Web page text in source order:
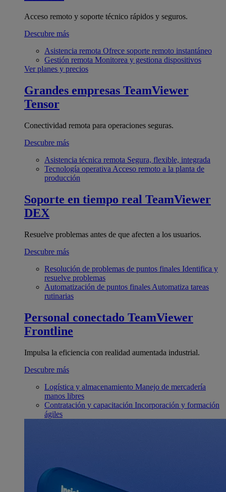
Acceso remoto y soporte técnico rápidos y seguros.
Descubre más
Asistencia remota Ofrece soporte remoto instantáneo
Gestión remota Monitorea y gestiona dispositivos
Ver planes y precios
Grandes empresas TeamViewer
Tensor
Conectividad remota para operaciones seguras.
Descubre más
Asistencia técnica remota Segura, flexible, integrada
Tecnología operativa Acceso remoto a la planta de
producción
Soporte en tiempo real TeamViewer
DEX
Resuelve problemas antes de que afecten a los usuarios.
Descubre más
Resolución de problemas de puntos finales Identifica y
resuelve problemas
Automatización de puntos finales Automatiza tareas
rutinarias
Personal conectado TeamViewer
Frontline
Impulsa la eficiencia con realidad aumentada industrial.
Descubre más
Logística y almacenamiento Manejo de mercadería
manos libres
Contratación y capacitación Incorporación y formación
ágiles